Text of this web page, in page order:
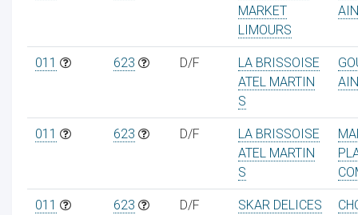
MARKET
LIMOURS
011 623 D/F
LA BRISSOISE
ATEL MARTIN
S
011 623 D/F
LA BRISSOISE
ATEL MARTIN
S
011 623 D/F SKAR DELICES